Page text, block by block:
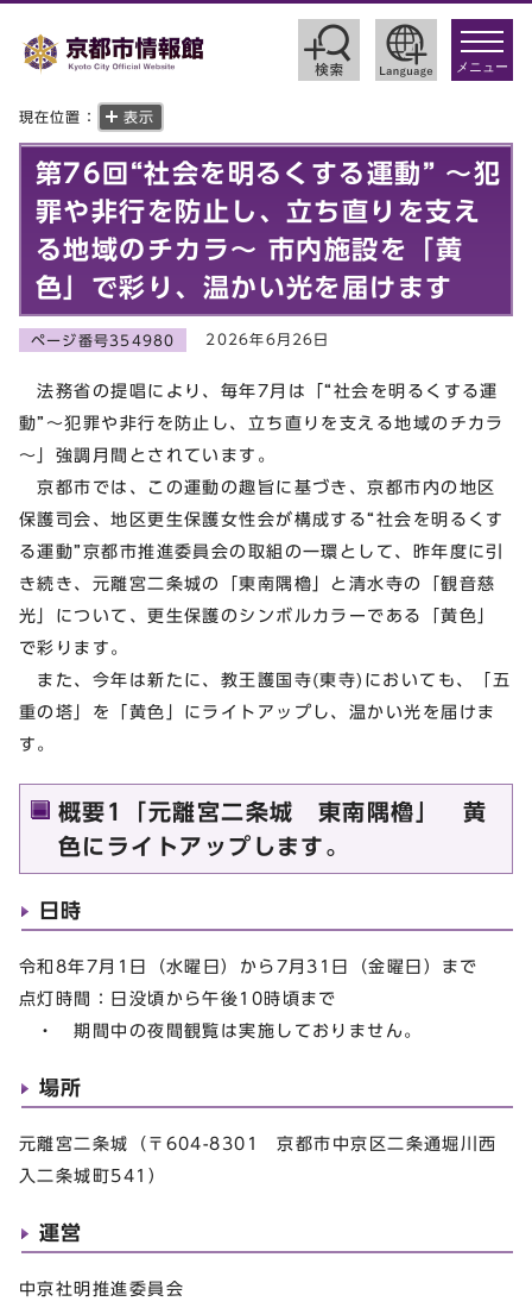
toggle
メニュー
現在位置： 表示
第76回“社会を明るくする運動” ～犯
罪や非行を防止し、立ち直りを支え
る地域のチカラ～ 市内施設を「黄
色」で彩り、温かい光を届けます
ページ番号354980 2026年6月26日
法務省の提唱により、毎年7月は「“社会を明るくする運
動”～犯罪や非行を防止し、立ち直りを支える地域のチカラ
～」強調月間とされています。
京都市では、この運動の趣旨に基づき、京都市内の地区
保護司会、地区更生保護女性会が構成する“社会を明るくす
る運動”京都市推進委員会の取組の一環として、昨年度に引
き続き、元離宮二条城の「東南隅櫓」と清水寺の「観音慈
光」について、更生保護のシンボルカラーである「黄色」
で彩ります。
また、今年は新たに、教王護国寺(東寺)においても、「五
重の塔」を「黄色」にライトアップし、温かい光を届けま
す。
概要1「元離宮二条城 東南隅櫓」 黄
色にライトアップします。
日時
令和8年7月1日（水曜日）から7月31日（金曜日）まで
点灯時間：日没頃から午後10時頃まで
・ 期間中の夜間観覧は実施しておりません。
場所
元離宮二条城（〒604-8301 京都市中京区二条通堀川西
入二条城町541）
運営
中京社明推進委員会